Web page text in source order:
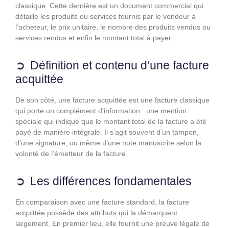
classique. Cette dernière est un document commercial qui
détaille les produits ou services fournis par le vendeur à
l’acheteur, le prix unitaire, le nombre des produits vendus ou
services rendus et enfin le montant total à payer.
Définition et contenu d’une facture
acquittée
De son côté, une facture acquittée est une facture classique
qui porte un complément d’information : une mention
spéciale qui indique que le montant total de la facture a été
payé de manière intégrale. Il s’agit souvent d’un tampon,
d’une signature, ou même d’une note manuscrite selon la
volonté de l’émetteur de la facture.
Les différences fondamentales
En comparaison avec une facture standard, la facture
acquittée possède des attributs qui la démarquent
largement. En premier lieu, elle fournit une preuve légale de